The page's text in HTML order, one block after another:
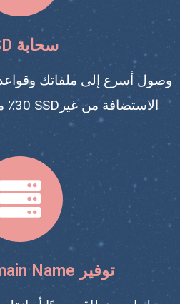
SSD سحابة
مجاني Domain Name توفير